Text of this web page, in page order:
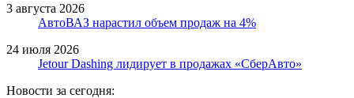
3 августа 2026
АвтоВАЗ нарастил объем продаж на 4%
24 июля 2026
Jetour Dashing лидирует в продажах «СберАвто»
Новости за сегодня: